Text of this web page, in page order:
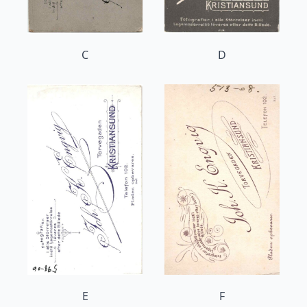
C D
E F